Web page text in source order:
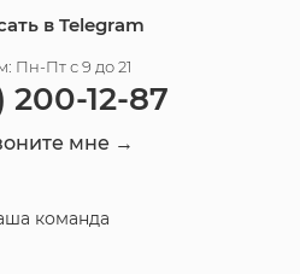
в Telegram
Пн-Пт с 9 до 21
200-12-87
мне →
команда